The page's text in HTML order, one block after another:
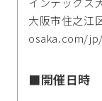
大阪市住之
osaka.com/jp/
■開催日時